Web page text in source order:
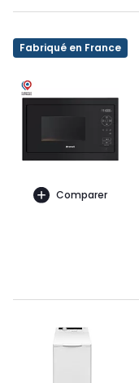
Fabriqué en France
Comparer